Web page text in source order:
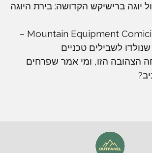
יוגה ברישיקש הקדושה: בירת היוגה
מבחן שטח: Mountain Equipment Comici –
לשבילים טכניים
הצהובה הזו, ומי אמר שפרחים